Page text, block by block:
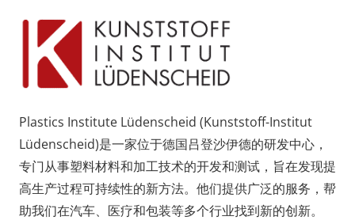
Plastics Institute Lüdenscheid (Kunststoff-Institut
Lüdenscheid)是一家位于德国吕登沙伊德的研发中心，
专门从事塑料材料和加工技术的开发和测试，旨在发现提
高生产过程可持续性的新方法。他们提供广泛的服务，帮
助我们在汽车、医疗和包装等多个行业找到新的创新。